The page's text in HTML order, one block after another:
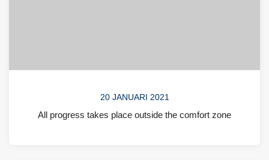
20 JANUARI 2021
All progress takes place outside the comfort zone